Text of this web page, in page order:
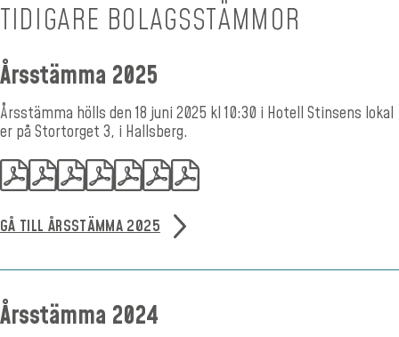
TIDIGARE BOLAGSSTÄMMOR
Årsstämma 2025
Årsstämma hölls den 18 juni 2025 kl 10:30 i Hotell Stinsens lokal
er på Stortorget 3, i Hallsberg.
GÅ TILL ÅRSSTÄMMA 2025
Årsstämma 2024